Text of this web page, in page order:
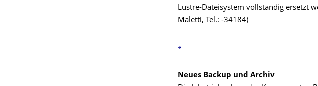
Lustre-Dateisystem vollständig ersetzt
Maletti, Tel.: -34184)
Neues Backup und Archiv